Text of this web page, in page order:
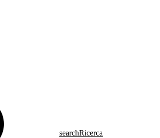
searchRicerca